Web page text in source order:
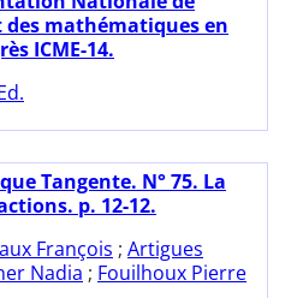
mathématiques en
ICME-14.
Tangente. N° 75. La
p. 12-12.
François ; Artigues
Nadia ; Fouilhoux Pierre